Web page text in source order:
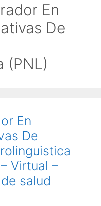
En
De
(PNL)
En
De
Virtual –
salud